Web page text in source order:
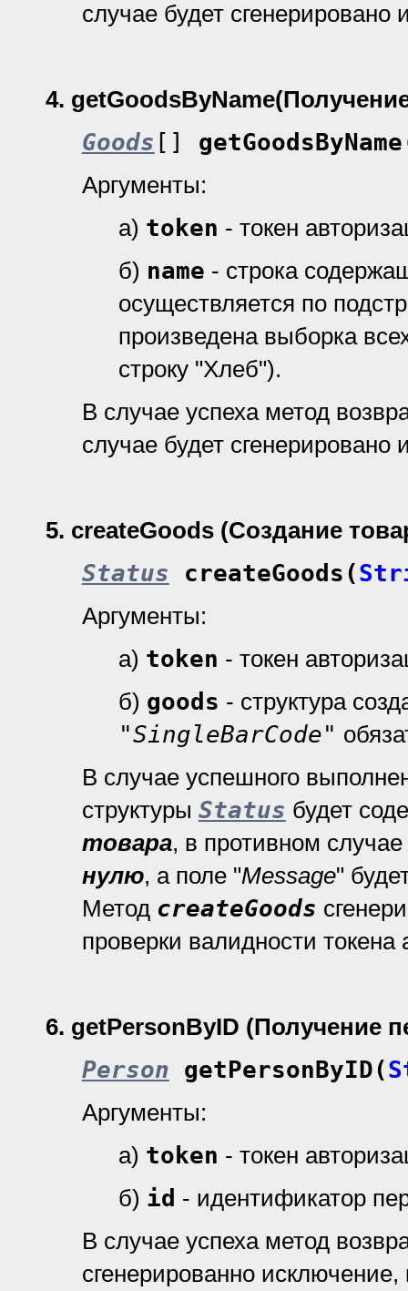
случае будет сгенерировано
4.
Goods [] getGoodsByName
Аргументы:
а) token - токен
б) name - строка
осуществляется по
произведена выборка
строку "Хлеб").
В случае успеха метод
случае будет сгенерировано
5. createGoods (Создание
Status createGoods(
Аргументы:
а) token - токен
б) goods - структура
"SingleBarCode"
В случае успешного
структуры Status будет
товара, в противном
нулю, а поле "Message"
Метод createGoods
проверки валидности токена
6. getPersonByID (Получение
Person getPersonByID(
Аргументы:
а) token - токен
б) id - идентификатор
В случае успеха метод
cгенерированно исключение,